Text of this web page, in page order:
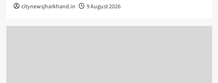
citynewsjharkhand.in 9 August 2026